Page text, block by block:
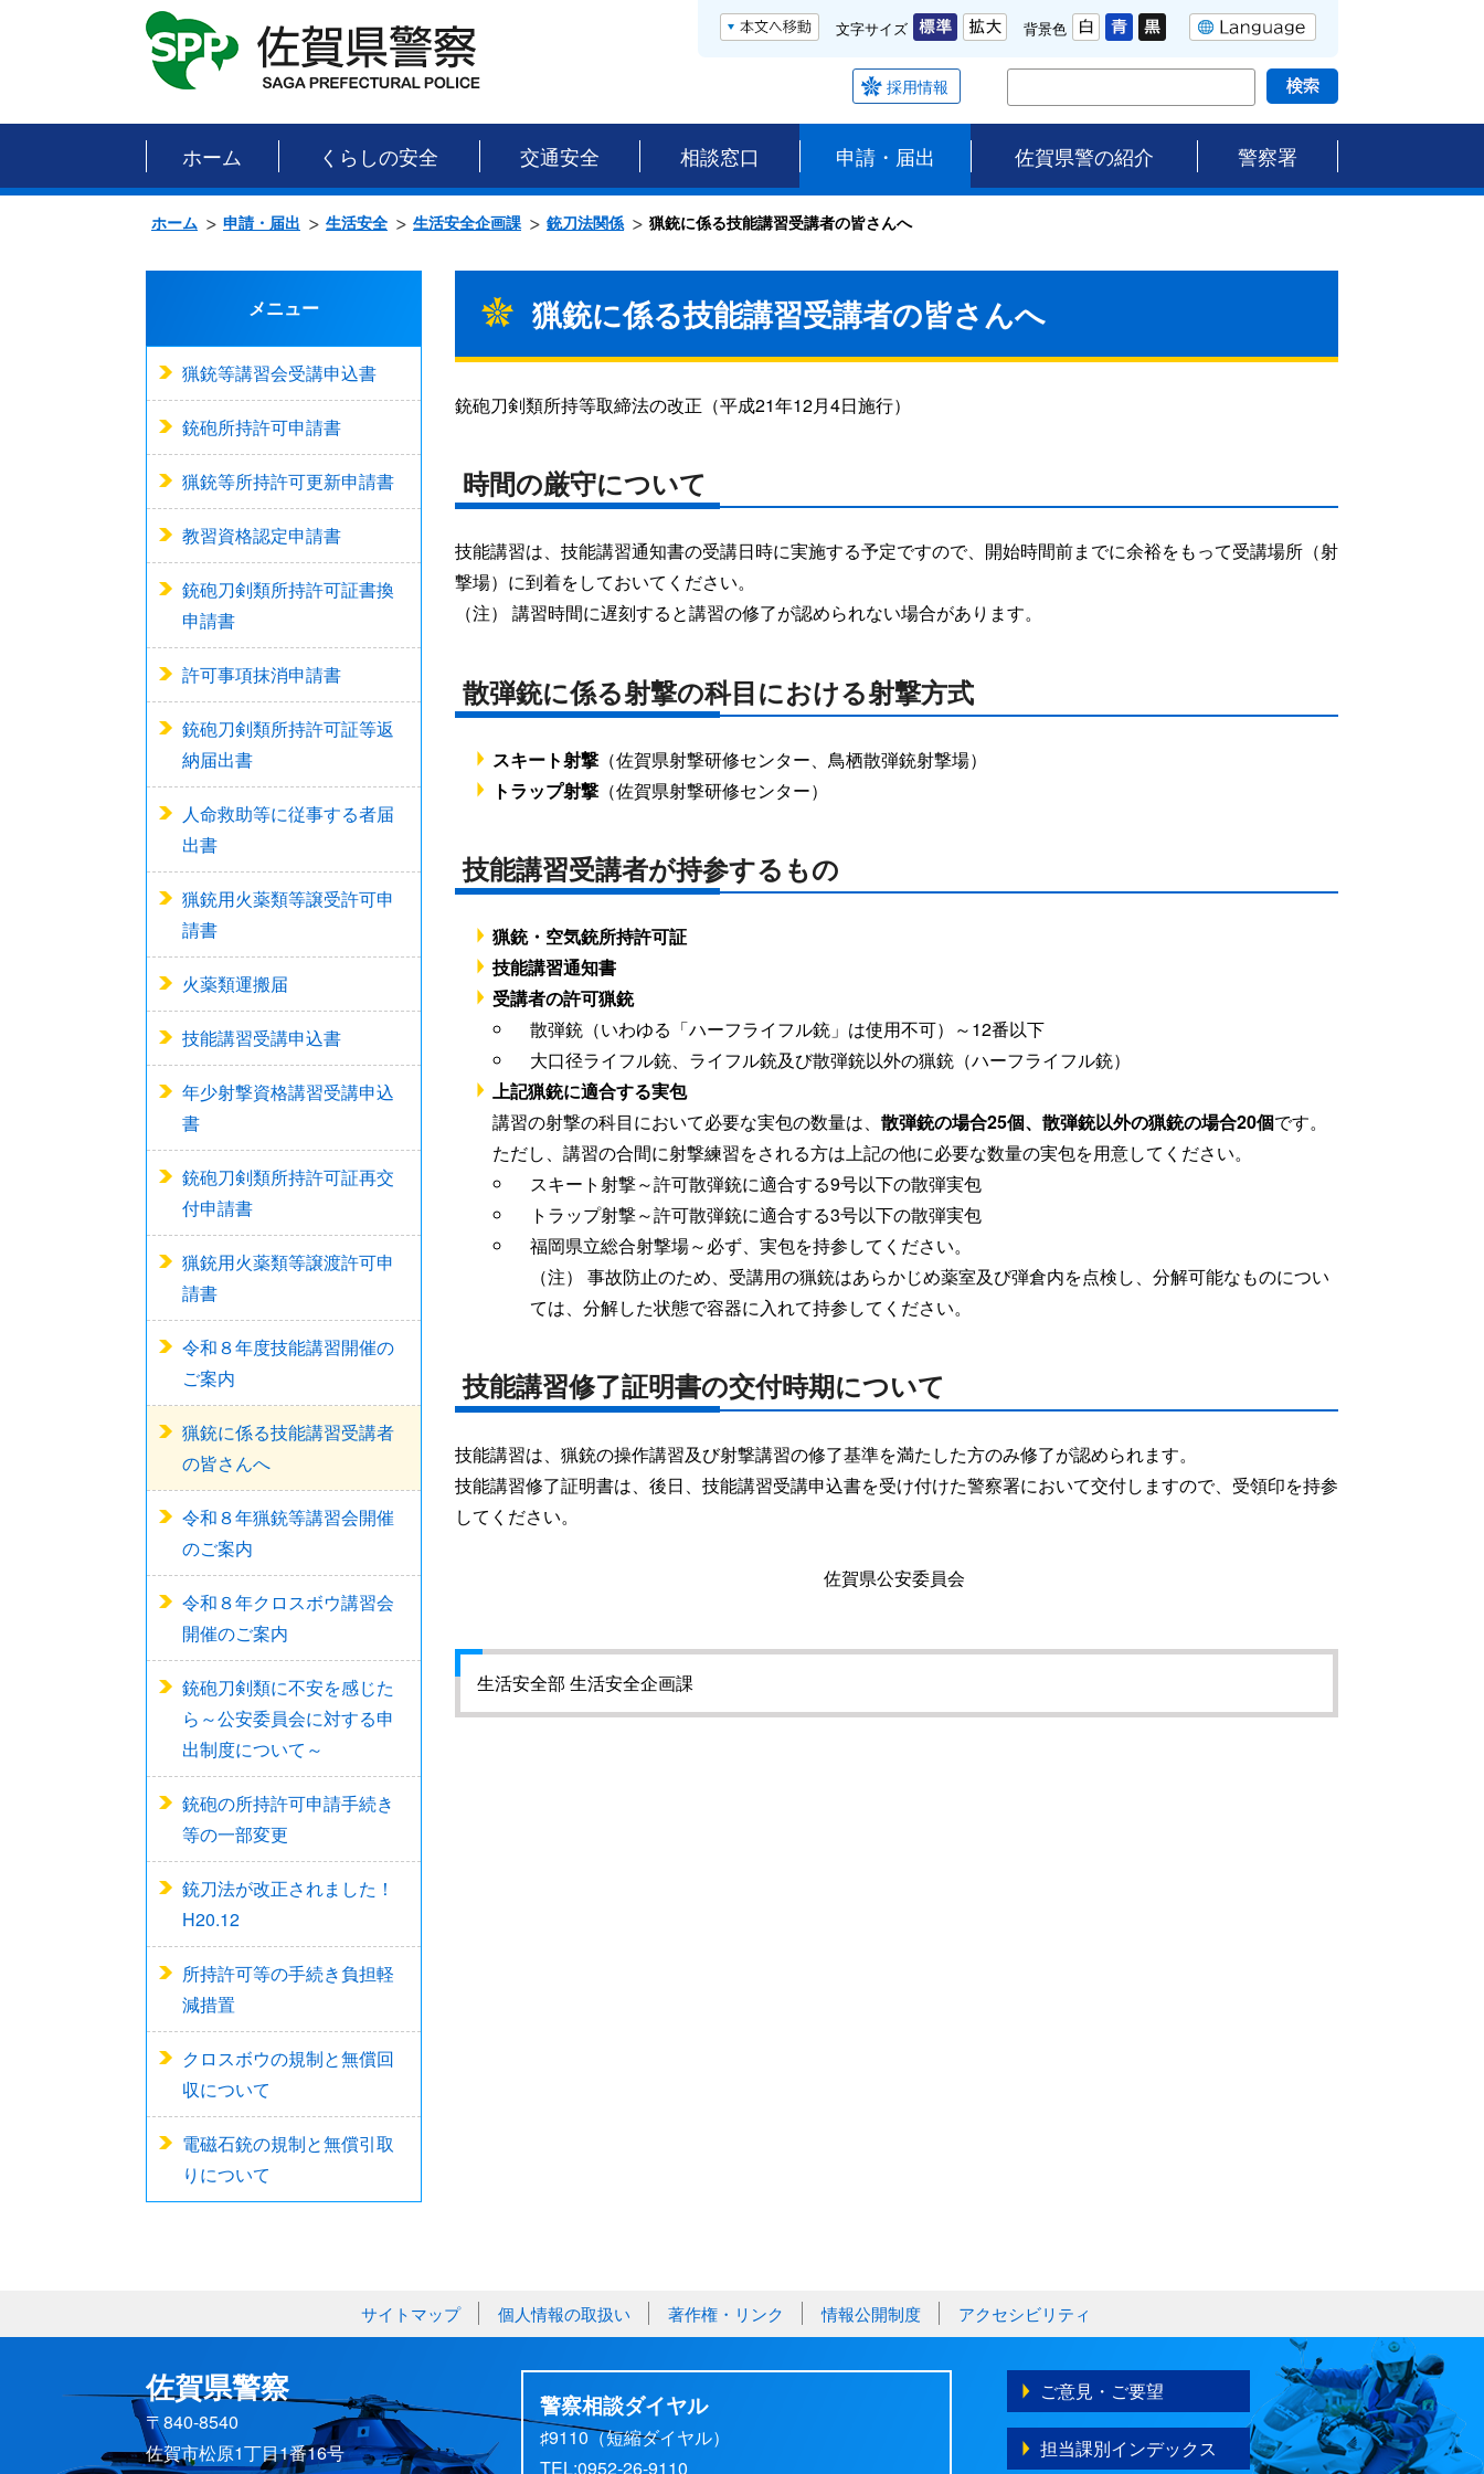
文字サイズ 背景色
採用情報
ホーム くらしの安全 交通安全 相談窓口 申請・届出 佐賀県警の紹介 警察署
ホーム 申請・届出 生活安全 生活安全企画課 銃刀法関係 猟銃に係る技能講習受講者の皆さんへ
メニュー
猟銃等講習会受講申込書
銃砲所持許可申請書
猟銃等所持許可更新申請書
教習資格認定申請書
銃砲刀剣類所持許可証書換
申請書
許可事項抹消申請書
銃砲刀剣類所持許可証等返
納届出書
人命救助等に従事する者届
出書
猟銃用火薬類等譲受許可申
請書
火薬類運搬届
技能講習受講申込書
年少射撃資格講習受講申込
書
銃砲刀剣類所持許可証再交
付申請書
猟銃用火薬類等譲渡許可申
請書
令和８年度技能講習開催の
ご案内
猟銃に係る技能講習受講者
の皆さんへ
令和８年猟銃等講習会開催
のご案内
令和８年クロスボウ講習会
開催のご案内
銃砲刀剣類に不安を感じた
ら～公安委員会に対する申
出制度について～
銃砲の所持許可申請手続き
等の一部変更
銃刀法が改正されました！
H20.12
所持許可等の手続き負担軽
減措置
クロスボウの規制と無償回
収について
電磁石銃の規制と無償引取
りについて
猟銃に係る技能講習受講者の皆さんへ
銃砲刀剣類所持等取締法の改正（平成21年12月4日施行）
時間の厳守について
技能講習は、技能講習通知書の受講日時に実施する予定ですので、開始時間前までに余裕をもって受講場所（射
撃場）に到着をしておいてください。
（注） 講習時間に遅刻すると講習の修了が認められない場合があります。
散弾銃に係る射撃の科目における射撃方式
スキート射撃 （佐賀県射撃研修センター、鳥栖散弾銃射撃場）
トラップ射撃 （佐賀県射撃研修センター）
技能講習受講者が持参するもの
猟銃・空気銃所持許可証
技能講習通知書
受講者の許可猟銃
散弾銃（いわゆる「ハーフライフル銃」は使用不可）～12番以下
大口径ライフル銃、ライフル銃及び散弾銃以外の猟銃（ハーフライフル銃）
上記猟銃に適合する実包
講習の射撃の科目において必要な実包の数量は、 散弾銃の場合25個、散弾銃以外の猟銃の場合20個です。
ただし、講習の合間に射撃練習をされる方は上記の他に必要な数量の実包を用意してください。
スキート射撃～許可散弾銃に適合する9号以下の散弾実包
トラップ射撃～許可散弾銃に適合する3号以下の散弾実包
福岡県立総合射撃場～必ず、実包を持参してください。
（注） 事故防止のため、受講用の猟銃はあらかじめ薬室及び弾倉内を点検し、分解可能なものについ
ては、分解した状態で容器に入れて持参してください。
技能講習修了証明書の交付時期について
技能講習は、猟銃の操作講習及び射撃講習の修了基準を満たした方のみ修了が認められます。
技能講習修了証明書は、後日、技能講習受講申込書を受け付けた警察署において交付しますので、受領印を持参
してください。
佐賀県公安委員会
生活安全部 生活安全企画課
サイトマップ 個人情報の取扱い 著作権・リンク 情報公開制度 アクセシビリティ
佐賀県警察
〒840-8540
佐賀市松原1丁目1番16号
警察相談ダイヤル
♯9110（短縮ダイヤル）
TEL:0952-26-9110
ご意見・ご要望
担当課別インデックス